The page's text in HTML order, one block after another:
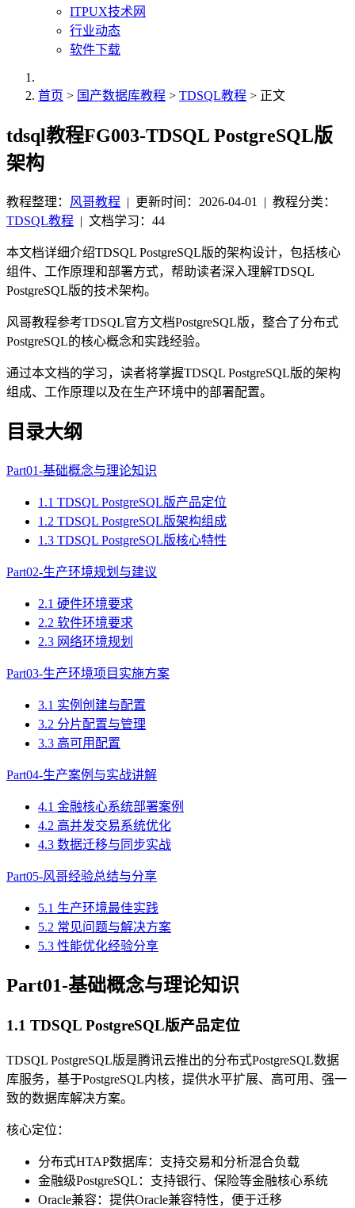
ITPUX技术网
行业动态
软件下载
首页 > 国产数据库教程 > TDSQL教程 > 正文
tdsql教程FG003-TDSQL PostgreSQL版
架构
教程整理： 风哥教程 | 更新时间：2026-04-01
| 教程分类：
TDSQL教程 | 文档学习：44
本文档详细介绍TDSQL PostgreSQL版的架构设计，包括核心
组件、工作原理和部署方式，帮助读者深入理解TDSQL
PostgreSQL版的技术架构。
风哥教程参考TDSQL官方文档PostgreSQL版，整合了分布式
PostgreSQL的核心概念和实践经验。
通过本文档的学习，读者将掌握TDSQL PostgreSQL版的架构
组成、工作原理以及在生产环境中的部署配置。
目录大纲
Part01-基础概念与理论知识
1.1 TDSQL PostgreSQL版产品定位
1.2 TDSQL PostgreSQL版架构组成
1.3 TDSQL PostgreSQL版核心特性
Part02-生产环境规划与建议
2.1 硬件环境要求
2.2 软件环境要求
2.3 网络环境规划
Part03-生产环境项目实施方案
3.1 实例创建与配置
3.2 分片配置与管理
3.3 高可用配置
Part04-生产案例与实战讲解
4.1 金融核心系统部署案例
4.2 高并发交易系统优化
4.3 数据迁移与同步实战
Part05-风哥经验总结与分享
5.1 生产环境最佳实践
5.2 常见问题与解决方案
5.3 性能优化经验分享
Part01-基础概念与理论知识
1.1 TDSQL PostgreSQL版产品定位
TDSQL PostgreSQL版是腾讯云推出的分布式PostgreSQL数据
库服务，基于PostgreSQL内核，提供水平扩展、高可用、强一
致的数据库解决方案。
核心定位：
分布式HTAP数据库：支持交易和分析混合负载
金融级PostgreSQL：支持银行、保险等金融核心系统
Oracle兼容：提供Oracle兼容特性，便于迁移